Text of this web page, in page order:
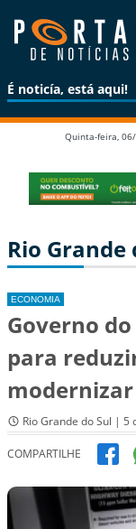
É noticía, está aqui!
Quinta-feira,
Rio Grande
ECONOMIA
Governo
para
Rio Grande do Sul | 5
COMPARTILHE